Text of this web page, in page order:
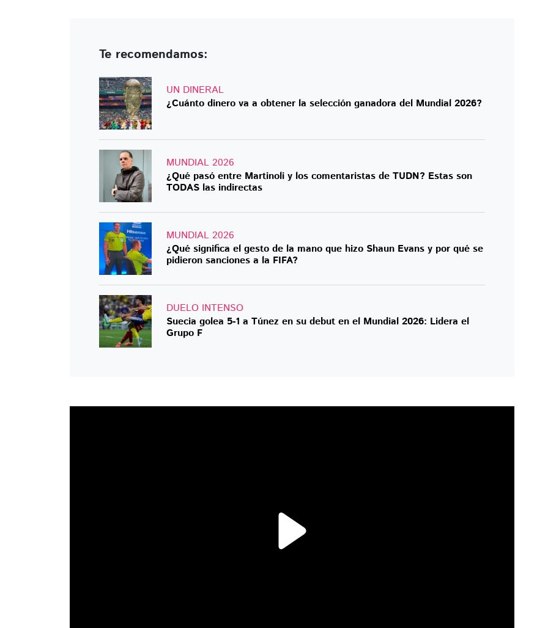
Te recomendamos:
UN DINERAL
¿Cuánto dinero va a obtener la selección ganadora del Mundial 2026?
MUNDIAL 2026
¿Qué pasó entre Martinoli y los comentaristas de TUDN? Estas son
TODAS las indirectas
MUNDIAL 2026
¿Qué significa el gesto de la mano que hizo Shaun Evans y por qué se
pidieron sanciones a la FIFA?
DUELO INTENSO
Suecia golea 5-1 a Túnez en su debut en el Mundial 2026: Lidera el
Grupo F